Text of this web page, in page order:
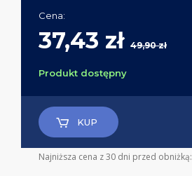
Cena:
37,43 zł 49,90 zł
Produkt dostępny
KUP
Najniższa cena z 30 dni przed obniżką: